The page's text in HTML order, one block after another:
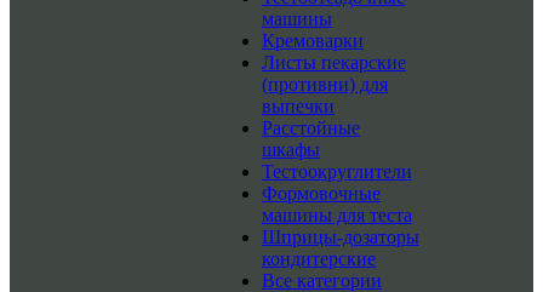
машины
Кремоварки
Листы пекарские
(противни) для
выпечки
Расстойные
шкафы
Тестоокруглители
Формовочные
машины для теста
Шприцы-дозаторы
кондитерские
Все категории